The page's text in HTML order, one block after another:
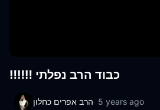
‼️‼️‼️ כבוד הרב נפלתי
הרב אפרים כחלון 5 years ago